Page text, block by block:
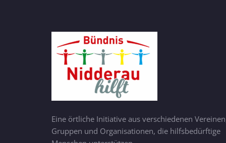
Eine örtliche Initiative aus verschiedenen
Gruppen und Organisationen, die hilfsbedürftige